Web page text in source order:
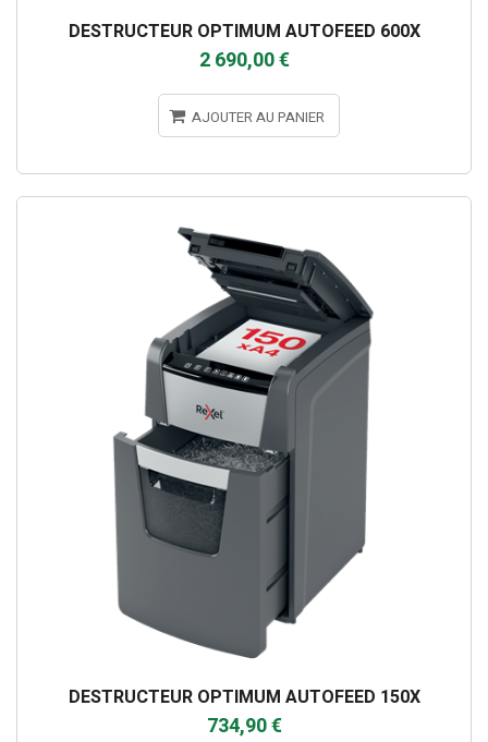
DESTRUCTEUR OPTIMUM AUTOFEED 600X
2 690,00 €
AJOUTER AU PANIER
DESTRUCTEUR OPTIMUM AUTOFEED 150X
734,90 €